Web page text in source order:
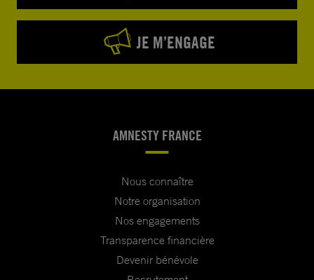
JE M’ENGAGE
AMNESTY FRANCE
Nous connaître
Notre organisation
Nos engagements
Transparence financière
Devenir bénévole